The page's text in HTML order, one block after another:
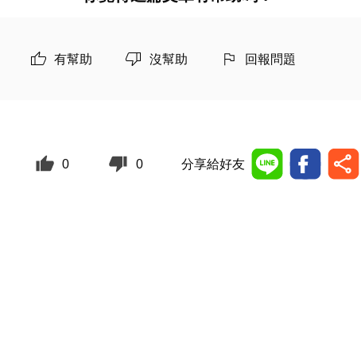
有幫助 沒幫助 回報問題
0 0 分享給好友